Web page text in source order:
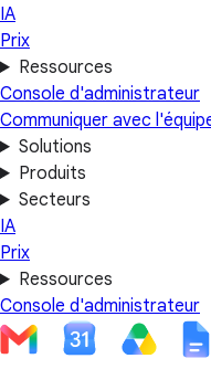
IA
Prix
Ressources
Console d'administrateur
Communiquer avec
Solutions
Produits
Secteurs
IA
Prix
Ressources
Console d'administrateur